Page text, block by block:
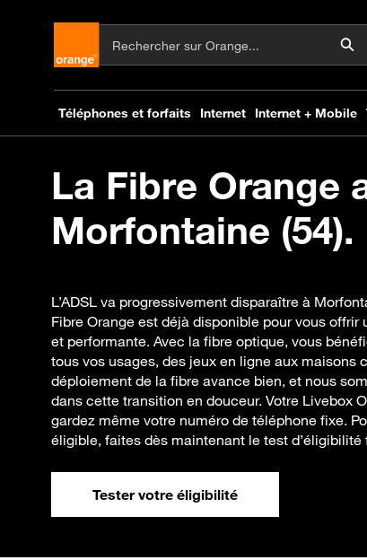
La Fibre Orange
Morfontaine (54).
L’ADSL va progressivement disparaître à
Fibre Orange est déjà disponible pour vous
et performante. Avec la fibre optique, vous
tous vos usages, des jeux en ligne aux maisons
déploiement de la fibre avance bien, et nous
dans cette transition en douceur. Votre Livebox
gardez même votre numéro de téléphone fixe.
éligible, faites dès maintenant le test d’éligibilité
Tester votre éligibilité